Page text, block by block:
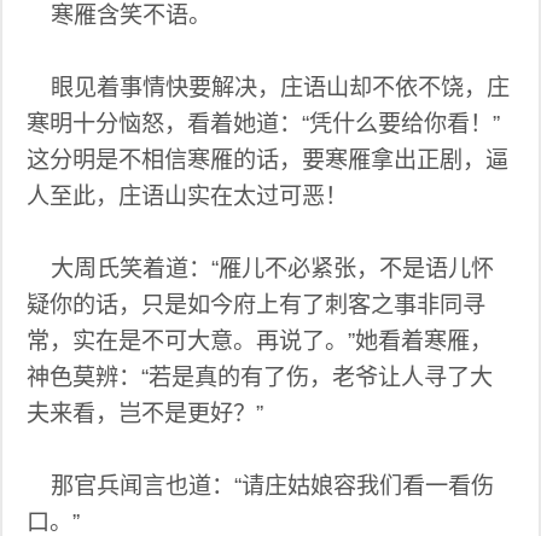
寒雁含笑不语。
眼见着事情快要解决，庄语山却不依不饶，庄
寒明十分恼怒，看着她道：“凭什么要给你看！”
这分明是不相信寒雁的话，要寒雁拿出正剧，逼
人至此，庄语山实在太过可恶！
大周氏笑着道：“雁儿不必紧张，不是语儿怀
疑你的话，只是如今府上有了刺客之事非同寻
常，实在是不可大意。再说了。”她看着寒雁，
神色莫辨：“若是真的有了伤，老爷让人寻了大
夫来看，岂不是更好？”
那官兵闻言也道：“请庄姑娘容我们看一看伤
口。”